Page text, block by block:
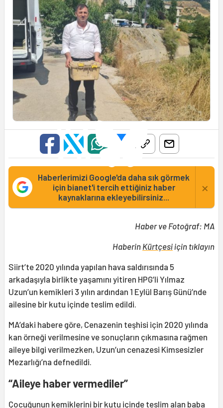
Haberlerimizi Google'da daha sık görmek
için bianet'i tercih ettiğiniz haber
kaynaklarına ekleyebilirsiniz...
×
Haber ve Fotoğraf: MA
Haberin Kürtçesiiçin tıklayın
Siirt’te 2020 yılında yapılan hava saldırısında 5
arkadaşıyla birlikte yaşamını yitiren HPG’li Yılmaz
Uzun’un kemikleri 3 yılın ardından 1 Eylül Barış Günü’nde
ailesine bir kutu içinde teslim edildi.
MA’daki habere göre, Cenazenin teşhisi için 2020 yılında
kan örneği verilmesine ve sonuçların çıkmasına rağmen
aileye bilgi verilmezken, Uzun’un cenazesi Kimsesizler
Mezarlığı’na defnedildi.
“Aileye haber vermediler”
Çocuğunun kemiklerini bir kutu içinde teslim alan baba